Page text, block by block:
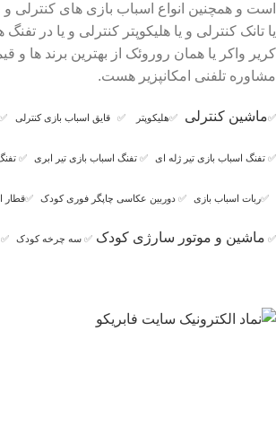
است و همچنین انواع اسباب بازی های
یا تانک کنترلی و یا هلیکوپتر کنترلی و یا
کریر واکر یا همان روروئک از بهترین برند
مشاوره تلفنی امکانپزیر هست.
✅ماشین کنترلی ✅هلیکوپتر ✅ قایق اسباب بازی کنترلی ✅
✅ تفنگ اسباب بازی تیر ژله ای ✅ تفنگ اسباب بازی تیر ابری ✅
✅ربات اسباب بازی ✅ دوربین عکاسی چاپگر فوری کودک ✅قطار
✅ ماشین و موتور سارژی کودک ✅ سه چرخه کودک